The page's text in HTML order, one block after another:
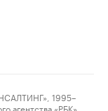
1995–
агентства «РБК»